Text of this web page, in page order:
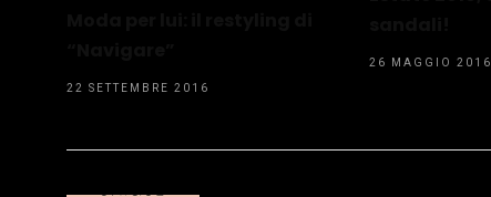
22 SETTEMBRE 2016
26 MAGGIO 2016